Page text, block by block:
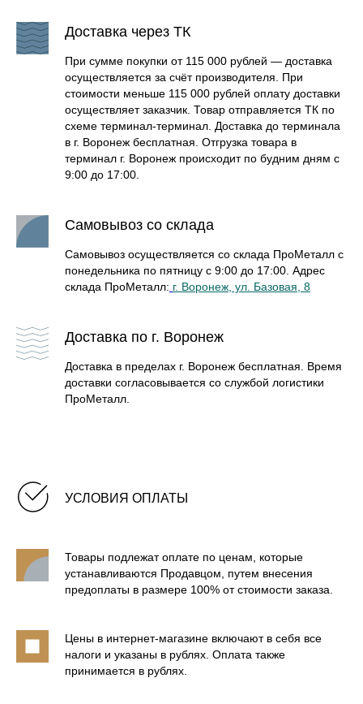
Доставка через ТК
При сумме покупки от 115 000 рублей — доставка
осуществляется за счёт производителя. При
стоимости меньше 115 000 рублей оплату доставки
осуществляет заказчик. Товар отправляется ТК по
схеме терминал-терминал. Доставка до терминала
в г. Воронеж бесплатная. Отгрузка товара в
терминал г. Воронеж происходит по будним дням с
9:00 до 17:00.
Самовывоз со склада
Самовывоз осуществляется со склада ПроМеталл с
понедельника по пятницу с 9:00 до 17:00. Адрес
склада ПроМеталл: г. Воронеж, ул. Базовая, 8
Доставка по г. Воронеж
Доставка в пределах г. Воронеж бесплатная. Время
доставки согласовывается со службой логистики
ПроМеталл.
УСЛОВИЯ ОПЛАТЫ
Товары подлежат оплате по ценам, которые
устанавливаются Продавцом, путем внесения
предоплаты в размере 100% от стоимости заказа.
Цены в интернет-магазине включают в себя все
налоги и указаны в рублях. Оплата также
принимается в рублях.
БАННЫЕ ПЕЧИ В КАМНЕ